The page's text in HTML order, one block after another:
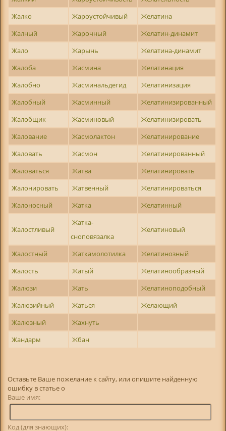
Жалко
Жароустойчивый
Желатина
Жалный
Жарочный
Желатин-динамит
Жало
Жарынь
Желатина-динамит
Жалоба
Жасмина
Желатинация
Жалобно
Жасминальдегид
Желатинизация
Жалобный
Жасминный
Желатинизированный
Жалобщик
Жасминовый
Желатинизировать
Жалование
Жасмолактон
Желатинирование
Жаловать
Жасмон
Желатинированный
Жаловаться
Жатва
Желатинировать
Жалонировать
Жатвенный
Желатинироваться
Жалоносный
Жатка Желатинный
Жалостливый
Жатка-
сноповязалка
Желатиновый
Жалостный Жаткамолотилка
Желатинозный
Жалость
Жатый
Желатинообразный
Жалюзи
Жать
Желатиноподобный
Жалюзийный
Жаться
Желающий
Жалюзный
Жахнуть
Жандарм
Жбан
Оставьте Ваше пожелание к сайту, или опишите найденную
ошибку в статье о
Ваше имя:
Код (для знающих):